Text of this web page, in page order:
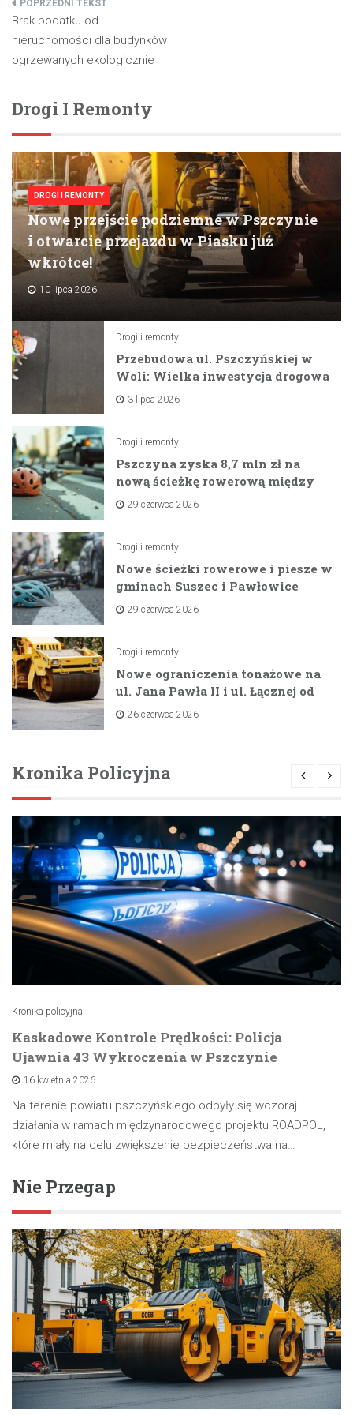
Nawigacja
wpisu
Brak podatku od
nieruchomości dla budynków
ogrzewanych ekologicznie
Drogi I Remonty
DROGI I REMONTY
Nowe przejście podziemne w Pszczynie
i otwarcie przejazdu w Piasku już
wkrótce!
10 lipca 2026
Drogi i remonty
Przebudowa ul. Pszczyńskiej w
Woli: Wielka inwestycja drogowa
na horyzoncie
3 lipca 2026
Drogi i remonty
Pszczyna zyska 8,7 mln zł na
nową ścieżkę rowerową między
zaporami
29 czerwca 2026
Drogi i remonty
Nowe ścieżki rowerowe i piesze w
gminach Suszec i Pawłowice
dzięki unijnemu wsparciu
29 czerwca 2026
Drogi i remonty
Nowe ograniczenia tonażowe na
ul. Jana Pawła II i ul. Łącznej od
lipca 2026 roku
26 czerwca 2026
Kronika Policyjna
Kronika policyjna
Kaskadowe Kontrole Prędkości: Policja
Ujawnia 43 Wykroczenia w Pszczynie
16 kwietnia 2026
Na terenie powiatu pszczyńskiego odbyły się wczoraj
działania w ramach międzynarodowego projektu ROADPOL,
które miały na celu zwiększenie bezpieczeństwa na…
Nie Przegap